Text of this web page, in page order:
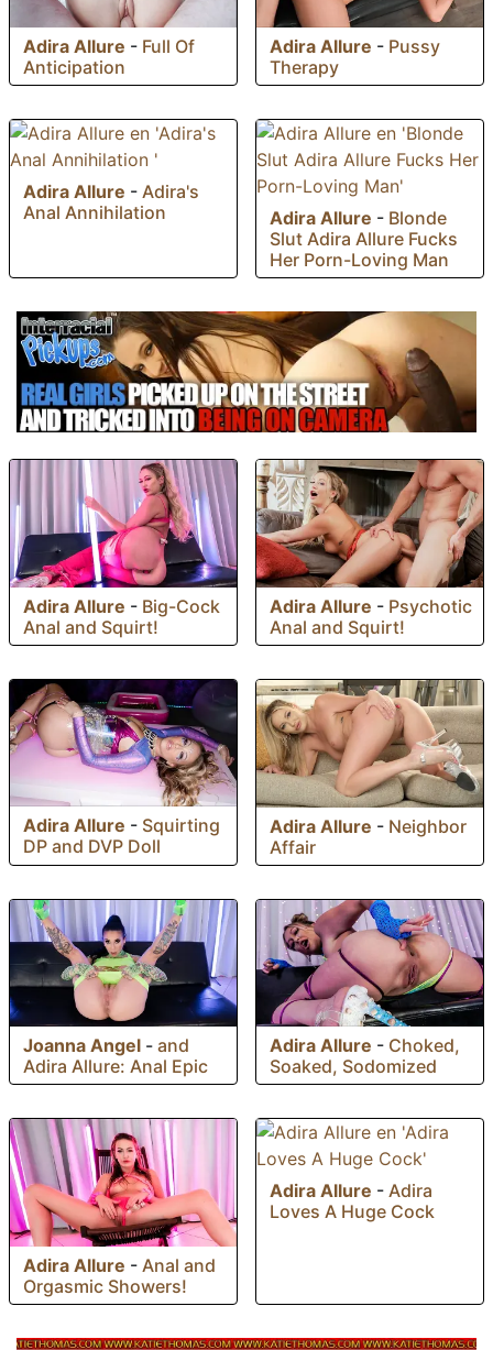
Adira Allure - Full Of
Anticipation
Adira Allure - Pussy
Therapy
Adira Allure - Adira's
Anal Annihilation
Adira Allure - Blonde
Slut Adira Allure Fucks
Her Porn-Loving Man
Adira Allure - Big-Cock
Anal and Squirt!
Adira Allure - Psychotic
Anal and Squirt!
Adira Allure - Squirting
DP and DVP Doll
Adira Allure - Neighbor
Affair
Joanna Angel - and
Adira Allure: Anal Epic
Adira Allure - Choked,
Soaked, Sodomized
Adira Allure - Anal and
Orgasmic Showers!
Adira Allure - Adira
Loves A Huge Cock